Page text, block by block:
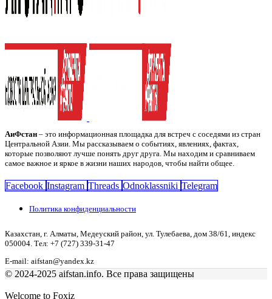
АиФстан – это информационная площадка для встреч с соседями из стран
Центральной Азии. Мы рассказываем о событиях, явлениях, фактах,
которые позволяют лучше понять друг друга. Мы находим и сравниваем
самое важное и яркое в жизни наших народов, чтобы найти общее.
Facebook Instagram Threads Odnoklassniki Telegram
Политика конфиденциальности
Казахстан, г. Алматы, Медеуский район, ул. Тулебаева, дом 38/61, индекс
050004. Тел: +7 (727) 339-31-47
E-mail: aifstan@yandex.kz
© 2024-2025 aifstan.info. Все права защищены
Welcome to Foxiz